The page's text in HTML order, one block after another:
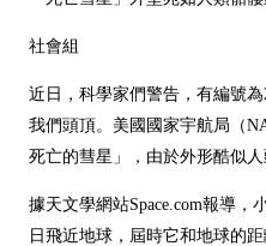
社會組
近日，科學家們警告，有編號
我們頭頂。美國國家宇航局（
死亡的彗星」，由於外形酷似
據天文學網站Space.com報導，
日飛近地球，屆時它和地球的